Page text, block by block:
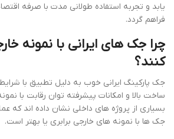
یابد و تجربه استفاده طولانی مدت با صرفه
فراهم گردد.
چرا جک های ایرانی با نمونه
کنند؟
جک پارکینگ ایرانی خوب به دلیل تطبیق با
ساخت بالا و امکانات پیشرفته توان رقابت با
بسیاری از پروژه های داخلی نشان داده اند که
جک ها با نمونه های خارجی برابری یا بهتر است.